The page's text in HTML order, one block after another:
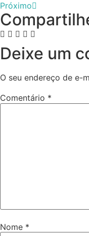
Próximo
Deixe um
O seu endereço de e-
Comentário *
Nome *